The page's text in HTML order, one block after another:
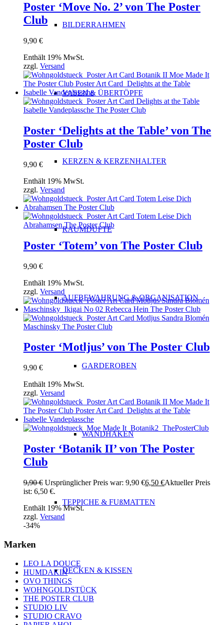
BILDERRAHMEN
VASEN & ÜBERTÖPFE
KERZEN & KERZENHALTER
RAUMDÜFTE
AUFBEWAHRUNG & ORGANISATION
GARDEROBEN
WANDHAKEN
TEPPICHE & FUßMATTEN
DECKEN & KISSEN
Poster ‘Move No. 2’ von The Poster
Club
9,90 €
Enthält 19% MwSt.
zzgl. Versand
Poster ‘Delights at the Table’ von The
Poster Club
9,90 €
Enthält 19% MwSt.
zzgl. Versand
Poster ‘Totem’ von The Poster Club
9,90 €
Enthält 19% MwSt.
zzgl. Versand
Poster ‘Motljus’ von The Poster Club
9,90 €
Enthält 19% MwSt.
zzgl. Versand
Poster ‘Botanik II’ von The Poster
Club
9,90€ Ursprünglicher Preis war: 9,90 €6,50 €Aktueller Preis
ist: 6,50 €.
Enthält 19% MwSt.
zzgl. Versand
-34%
Marken
LEO LA DOUCE
HUMDAKIN
OVO THINGS
WOHNGOLDSTÜCK
THE POSTER CLUB
STUDIO LIV
STUDIO CRAVO